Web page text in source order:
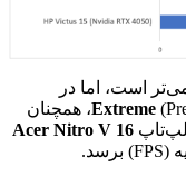
است، اما در
Extreme، همچنان
Acer Nitro V 16